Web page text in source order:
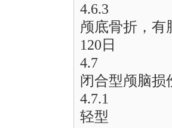
4.6.3
颅底骨折，有
120日
4.7
闭合型颅脑损
4.7.1
轻型